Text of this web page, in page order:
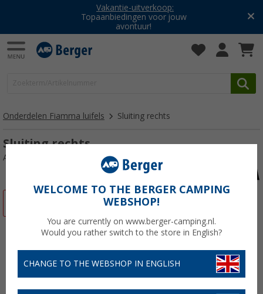
Vakantie-uitverkoop:
Topaanbiedingen voor jouw
avontuur!
Onderdelen Fiamma luifels Sluiting rechts
Sluiting rechts
Artikelnr: 106823
WELCOME TO THE BERGER CAMPING
WEBSHOP!
You are currently on www.berger-camping.nl.
Would you rather switch to the store in English?
CHANGE TO THE WEBSHOP IN ENGLISH